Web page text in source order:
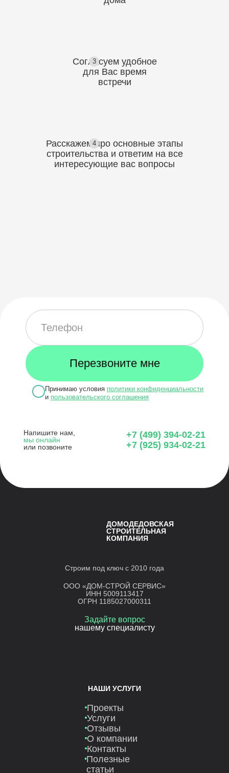
3
Согласуем удобное
для Вас время
встречи
4
Расскажем про основные этапы
строительства и ответим на все
интересующие вас вопросы
Принимаю условия политики конфиденциальности
и пользовательского соглашения
Напишите нам,
мы онлайн
или позвоните
+7 (499) 394-02-21
+7 (925) 934-02-21
ДОМОДЕДОВСКАЯ
СТРОИТЕЛЬНАЯ
КОМПАНИЯ
Строим под ключ с 2010 года
ООО «ДОМ-СТРОЙ СЕРВИС»
ИНН 5009113417
ОГРН 1185027000311
Задайте вопрос
нашему специалисту
НАШИ УСЛУГИ
Проекты
Услуги
Отзывы
О компании
Контакты
Полезные
статьи